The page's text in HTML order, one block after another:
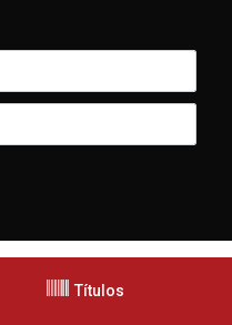
Títulos